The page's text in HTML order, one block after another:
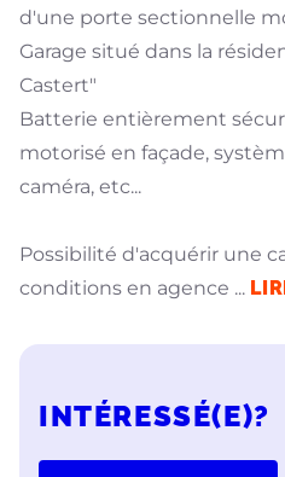
d'une porte sectionnelle
Garage situé dans la
Castert"
Batterie entièrement
motorisé en façade,
caméra, etc...
Possibilité d'acquérir une
conditions en agence ...
INTÉRESSÉ(E)?